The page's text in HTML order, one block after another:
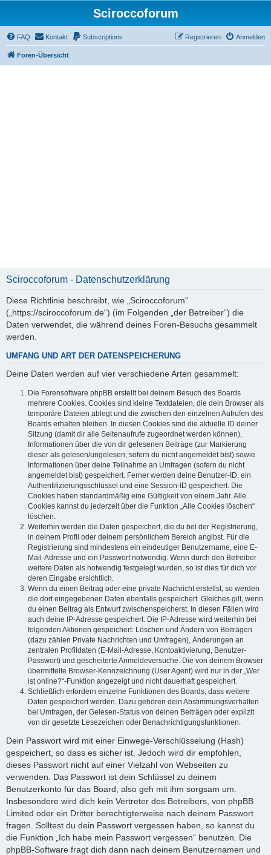
Sciroccoforum
FAQ Kontakt Subscriptions Anmelden
Registrieren
Foren-Übersicht
Sciroccoforum - Datenschutzerklärung
Diese Richtlinie beschreibt, wie „Sciroccoforum“
(„https://sciroccoforum.de“) (im Folgenden „der Betreiber“) die
Daten verwendet, die während deines Foren-Besuchs gesammelt
werden.
UMFANG UND ART DER DATENSPEICHERUNG
Deine Daten werden auf vier verschiedene Arten gesammelt:
Die Forensoftware phpBB erstellt bei deinem Besuch des Boards
mehrere Cookies. Cookies sind kleine Textdateien, die dein Browser als
temporäre Dateien ablegt und die zwischen den einzelnen Aufrufen des
Boards erhalten bleiben. In diesen Cookies sind die aktuelle ID deiner
Sitzung (damit dir alle Seitenaufrufe zugeordnet werden können),
Informationen über die von dir gelesenen Beiträge (zur Markierung
dieser als gelesen/ungelesen; sofern du nicht angemeldet bist) sowie
Informationen über deine Teilnahme an Umfragen (sofern du nicht
angemeldet bist) gespeichert. Ferner werden deine Benutzer-ID, ein
Authentifizierungsschlüssel und eine Session-ID gespeichert. Die
Cookies haben standardmäßig eine Gültigkeit von einem Jahr. Alle
Cookies kannst du jederzeit über die Funktion „Alle Cookies löschen“
löschen.
Weiterhin werden die Daten gespeichert, die du bei der Registrierung,
in deinem Profil oder deinem persönlichem Bereich angibst. Für die
Registrierung sind mindestens ein eindeutiger Benutzername, eine E-
Mail-Adresse und ein Passwort notwendig. Wenn durch den Betreiber
weitere Daten als notwendig festgelegt wurden, so ist dies für dich vor
deren Eingabe ersichtlich.
Wenn du einen Beitrag oder eine private Nachricht erstellst, so werden
die dort eingegebenen Daten ebenfalls gespeichert. Gleiches gilt, wenn
du einen Beitrag als Entwurf zwischenspeicherst. In diesen Fällen wird
auch deine IP-Adresse gespeichert. Die IP-Adresse wird weiterhin bei
folgenden Aktionen gespeichert: Löschen und Ändern von Beiträgen
(dazu zählen Private Nachrichten und Umfragen), Änderungen an
zentralen Profildaten (E-Mail-Adresse, Kontoaktivierung, Benutzer-
Passwort) und gescheiterte Anmeldeversuche. Die von deinem Browser
übermittelte Browser-Kennzeichnung (User Agent) wird nur in der „Wer
ist online?“-Funktion angezeigt und nicht dauerhaft gespeichert.
Schließlich erfordern einzelne Funktionen des Boards, dass weitere
Daten gespeichert werden. Dazu gehören dein Abstimmungsverhalten
bei Umfragen, der Gelesen-Status von deinen Beiträgen oder explizit
von dir gesetzte Lesezeichen oder Benachrichtigungsfunktionen.
Dein Passwort wird mit einer Einwege-Verschlüsselung (Hash)
gespeichert, so dass es sicher ist. Jedoch wird dir empfohlen,
dieses Passwort nicht auf einer Vielzahl von Webseiten zu
verwenden. Das Passwort ist dein Schlüssel zu deinem
Benutzerkonto für das Board, also geh mit ihm sorgsam um.
Insbesondere wird dich kein Vertreter des Betreibers, von phpBB
Limited oder ein Dritter berechtigterweise nach deinem Passwort
fragen. Solltest du dein Passwort vergessen haben, so kannst du
die Funktion „Ich habe mein Passwort vergessen“ benutzen. Die
phpBB-Software fragt dich dann nach deinem Benutzernamen und